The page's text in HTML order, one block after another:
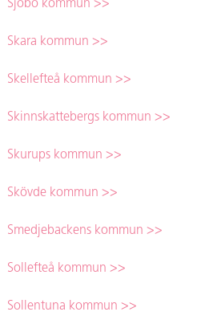
Sjöbo kommun >>
Skara kommun >>
Skellefteå kommun >>
Skinnskattebergs kommun >>
Skurups kommun >>
Skövde kommun >>
Smedjebackens kommun >>
Sollefteå kommun >>
Sollentuna kommun >>